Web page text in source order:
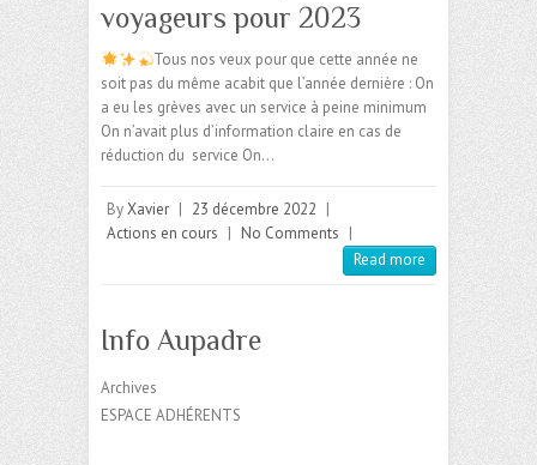
voyageurs pour 2023
Tous nos veux pour que cette année ne
soit pas du même acabit que l’année dernière : On
a eu les grèves avec un service à peine minimum
On n’avait plus d’information claire en cas de
réduction du service On…
ByXavier | 23 décembre 2022 |
Actions en cours | No Comments |
Read more
Info Aupadre
Archives
ESPACE ADHÉRENTS